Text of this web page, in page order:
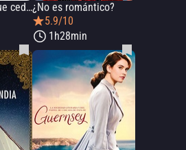
Alguien tiene que ceder¿No es romántico?
5.9/10
1h28min